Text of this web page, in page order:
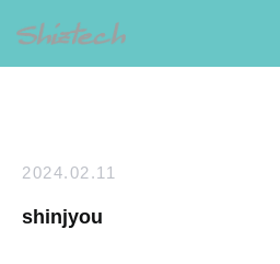
2024.02.11
shinjyou